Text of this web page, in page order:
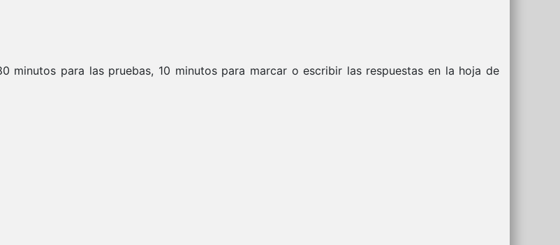
minutos para las pruebas, 10 minutos para marcar o escribir las respuestas en la hoja de